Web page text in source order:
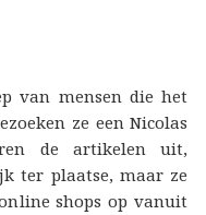
van mensen die het
ze een Nicolas
de artikelen uit,
ter plaatse, maar ze
shops op vanuit